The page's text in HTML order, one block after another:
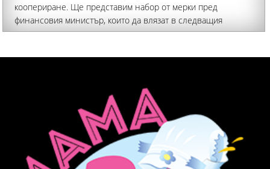
коопериране. Ще представим набор от мерки пред
финансовия министър, които да влязат в следващия
бюджет". Това заяви земеделският министър Пламен